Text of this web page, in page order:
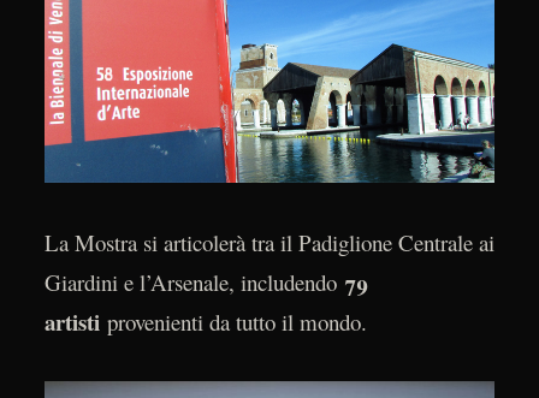
La Mostra si articolerà tra il Padiglione Centrale ai
Giardini e l’Arsenale, includendo 79
artisti provenienti da tutto il mondo.